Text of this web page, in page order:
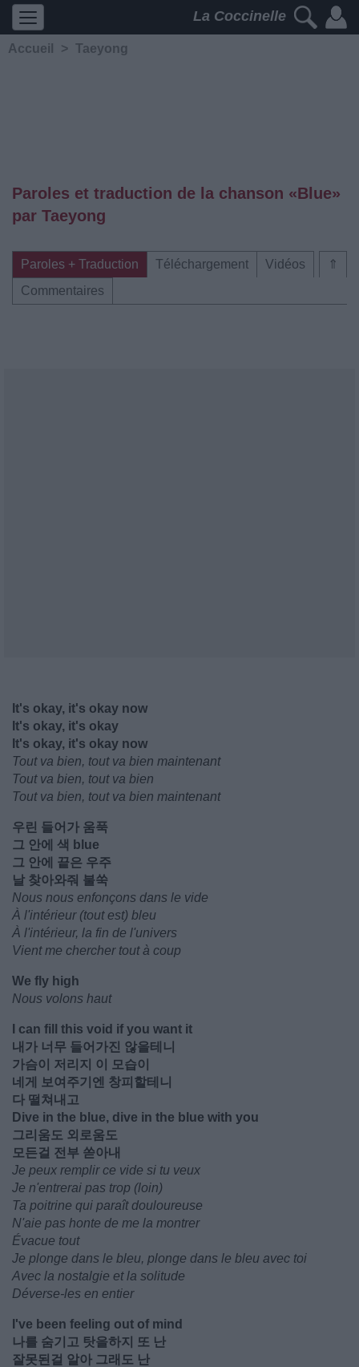
La Coccinelle
Accueil > Taeyong
Paroles et traduction de la chanson «Blue»
par Taeyong
⇑
Paroles + Traduction Téléchargement
Vidéos
Commentaires
It's okay, it's okay now
It's okay, it's okay
It's okay, it's okay now
Tout va bien, tout va bien maintenant
Tout va bien, tout va bien
Tout va bien, tout va bien maintenant
우린 들어가 움푹
그 안에 색 blue
그 안에 끝은 우주
날 찾아와줘 불쑥
Nous nous enfonçons dans le vide
À l'intérieur (tout est) bleu
À l'intérieur, la fin de l'univers
Vient me chercher tout à coup
We fly high
Nous volons haut
I can fill this void if you want it
내가 너무 들어가진 않을테니
가슴이 저리지 이 모습이
네게 보여주기엔 창피할테니
다 떨쳐내고
Dive in the blue, dive in the blue with you
그리움도 외로움도
모든걸 전부 쏟아내
Je peux remplir ce vide si tu veux
Je n'entrerai pas trop (loin)
Ta poitrine qui paraît douloureuse
N'aie pas honte de me la montrer
Évacue tout
Je plonge dans le bleu, plonge dans le bleu avec toi
Avec la nostalgie et la solitude
Déverse-les en entier
I've been feeling out of mind
나를 숨기고 탓을하지 또 난
잘못된걸 알아 그래도 난